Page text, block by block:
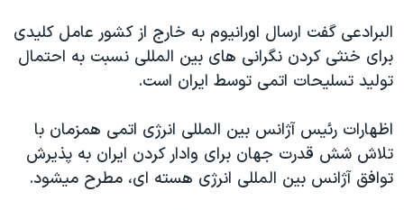
دادگاه حمید نوری
چهل سال گروگان‌گیری
قانون شفافیت دارائی کادر رهبری ایران
اعتراضات مردمی آبان ۹۸
اسرائیل در جنگ
نرگس محمدی برنده جایزه نوبل صلح
البرادعی گفت ارسال اورانيوم به خارج از کشور عامل کليدی
برای خنثی کردن نگرانی های بين المللی نسبت به احتمال
توليد تسليحات اتمی توسط ايران است.
اظهارات رئيس آژانس بين المللی انرژی اتمی همزمان با
تلاش شش قدرت جهان برای وادار کردن ايران به پذيرش
توافق آژانس بين المللی انرژی هسته ای، مطرح ميشود.